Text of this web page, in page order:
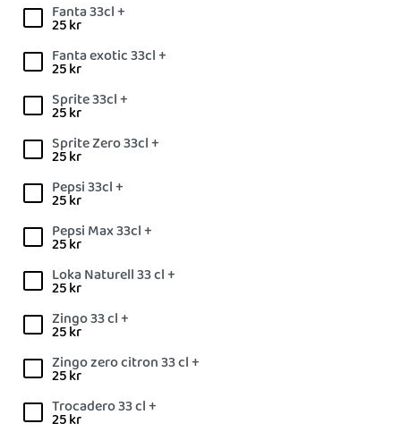
Fanta 33cl +
25kr
Fanta exotic 33cl +
25kr
Sprite 33cl +
25kr
Sprite Zero 33cl +
25kr
Pepsi 33cl +
25kr
Pepsi Max 33cl +
25kr
Loka Naturell 33 cl +
25kr
Zingo 33 cl +
25kr
Zingo zero citron 33 cl +
25kr
Trocadero 33 cl +
25kr